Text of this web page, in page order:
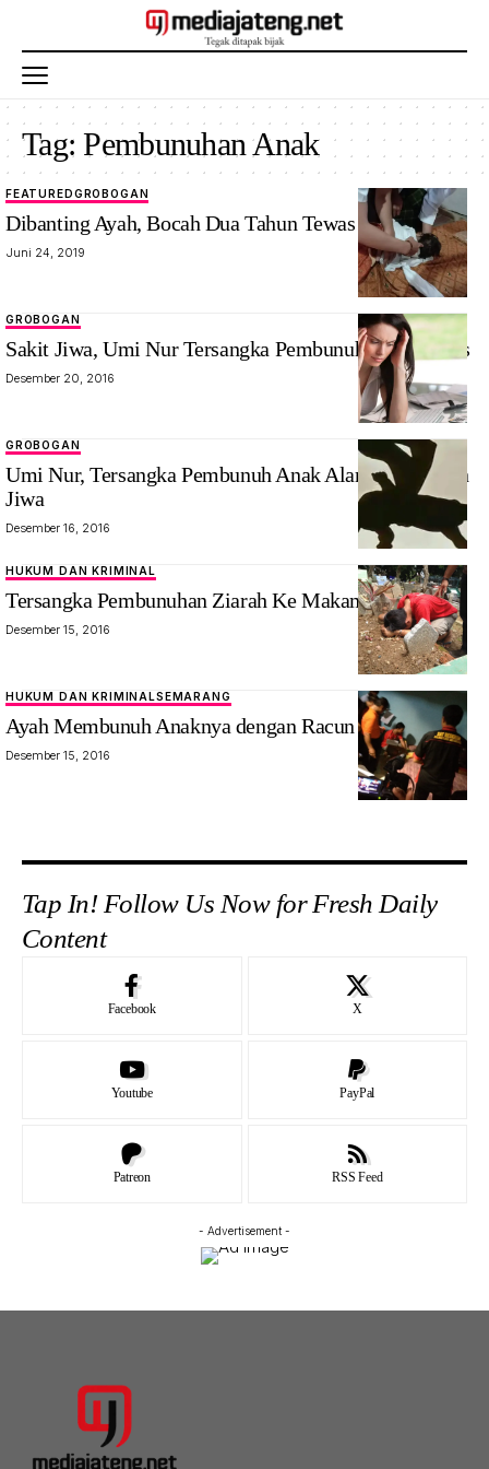
Tag:Pembunuhan Anak
FEATUREDGROBOGAN
Dibanting Ayah, Bocah Dua Tahun Tewas
Juni 24, 2019
GROBOGAN
Sakit Jiwa, Umi Nur Tersangka Pembunuh Anak Bebas
Desember 20, 2016
GROBOGAN
Umi Nur, Tersangka Pembunuh Anak Alami Gangguan
Jiwa
Desember 16, 2016
HUKUM DAN KRIMINAL
Tersangka Pembunuhan Ziarah Ke Makam
Desember 15, 2016
HUKUM DAN KRIMINALSEMARANG
Ayah Membunuh Anaknya dengan Racun
Desember 15, 2016
Tap In! Follow Us Now for Fresh Daily
Content
Facebook X
Youtube PayPal
Patreon RSS Feed
- Advertisement -